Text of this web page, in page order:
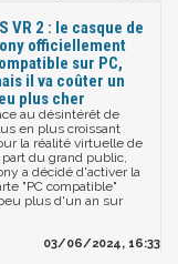
VR 2 : le casque de
officiellement
sur PC,
il va coûter un
plus cher
au désintérêt de
en plus croissant
la réalité virtuelle de
part du grand public,
a décidé d'activer la
"PC compatible"
plus d'un an sur
03/06/2024, 16:33